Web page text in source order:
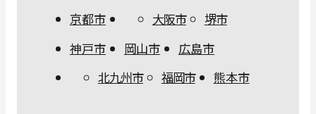
京都市
大阪市
堺市
神戸市
岡山市
広島市
北九州市
福岡市 熊本市